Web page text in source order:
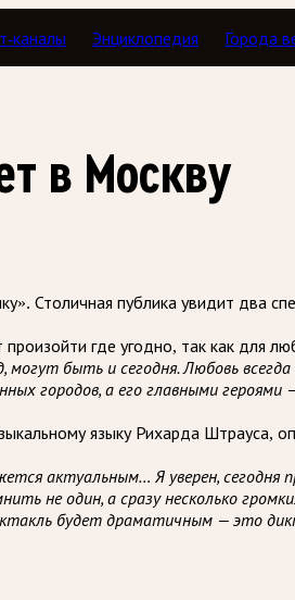
каналы Энциклопедия Города
в Москву
Столичная публика увидит два
где угодно, так как для
быть и сегодня. Любовь
городов, а его главными
языку Рихарда Штрауса,
актуальным… Я уверен, сегодня
не один, а сразу несколько
будет драматичным — это